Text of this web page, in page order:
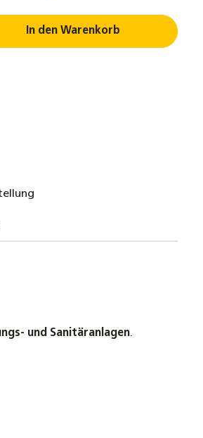
gewünschten Wert
In den Warenkorb
und Sanitäranlagen.